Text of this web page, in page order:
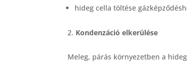
hideg cella töltése
Kondenzáció elkerülése
Meleg, párás környezetben a